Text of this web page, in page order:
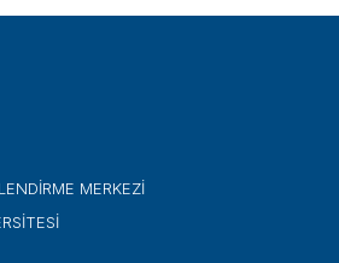
MERKEZİ